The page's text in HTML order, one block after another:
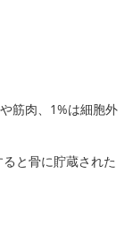
筋肉、1%は細胞外
と骨に貯蔵された